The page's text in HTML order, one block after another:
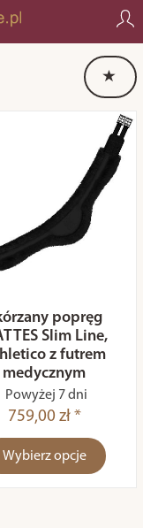
popręg
Slim Line,
z futrem
medycznym
Powyżej 7 dni
759,00 zł *
Wybierz opcje